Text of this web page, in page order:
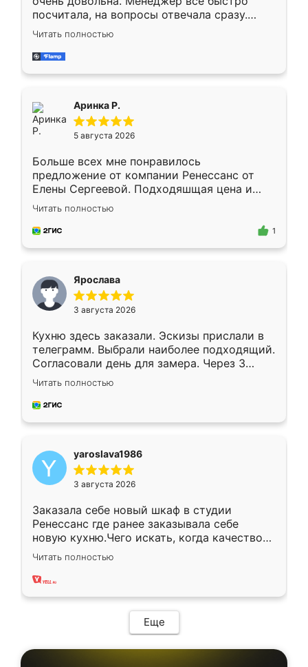
посчитала, на вопросы отвечала сразу.
Замерщик приехал в субботу, подошёл к
делу со всей ответственностью. Собрали
за день, ребята работали аккуратно, даже
Читать полностью
Аринка Р.
5 августа 2026
Больше всех мне понравилось
предложение от компании Ренессанс от
Елены Сергеевой. Подходяшщая цена и
короткие сроки изготовления. Приехавший
для замера сотрудник Владислав
предложил по моему эскизу самый
Читать полностью
1
Ярослава
3 августа 2026
Кухню здесь заказали. Эскизы прислали в
телеграмм. Выбрали наиболее подходящий.
Согласовали день для замера. Через 3
недели кухня была уже готова. Остались
довольны работой. Спасибо Ренессанс
мебель за качественную работу!
Читать полностью
yaroslava1986
3 августа 2026
Заказала себе новый шкаф в студии
Ренессанс где ранее заказывала себе
новую кухню.Чего искать, когда качеством
вполне довольна. Служит кухня уже почти
два года, нареканий нет.
Читать полностью
Еще